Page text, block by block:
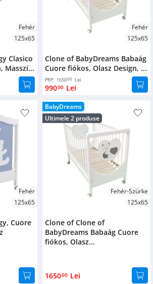
Fehér
125x65
Clasico
Masszí...
Fehér
125x65
Clone of BabyDreams Babaág
Cuore fiókos, Olasz Design, ...
PRP: 165000 Lei
99000 Lei
Fehér
125x65
Cuore
BabyDreams
Ultimele 2 produse
Fehér-Szürke
125x65
Clone of Clone of
BabyDreams Babaág Cuore
fiókos, Olasz...
165000 Lei